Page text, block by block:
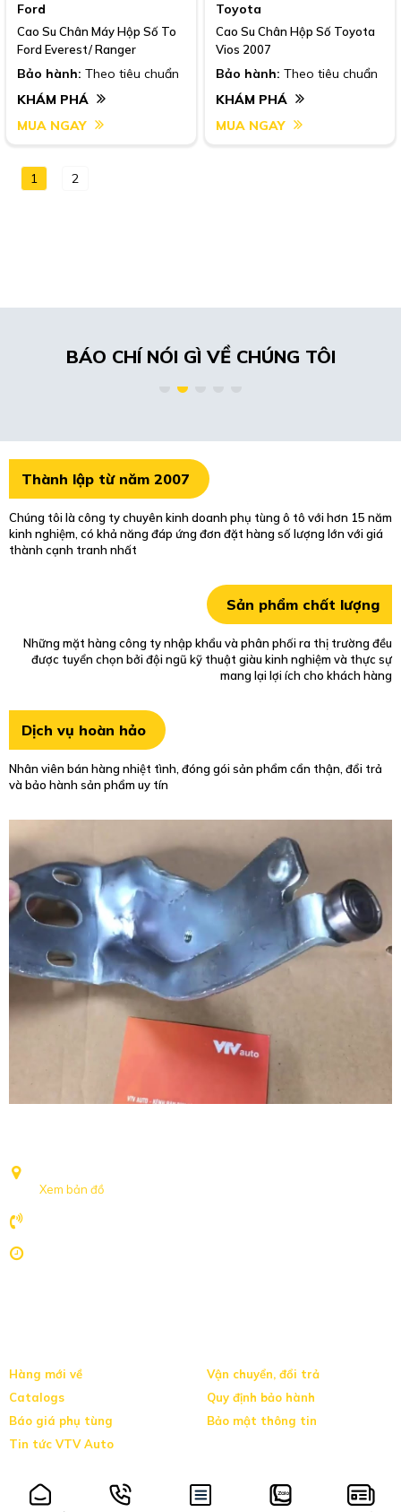
Ford
Cao Su Chân Máy Hộp Số To
Ford Everest/ Ranger
Bảo hành: Theo tiêu chuẩn
KHÁM PHÁ
MUA NGAY
Toyota
Cao Su Chân Hộp Số Toyota
Vios 2007
Bảo hành: Theo tiêu chuẩn
KHÁM PHÁ
MUA NGAY
1 2
BÁO CHÍ NÓI GÌ VỀ CHÚNG TÔI
Thành lập từ năm 2007
Chúng tôi là công ty chuyên kinh doanh phụ tùng ô tô với hơn 15 năm
kinh nghiệm, có khả năng đáp ứng đơn đặt hàng số lượng lớn với giá
thành cạnh tranh nhất
Sản phẩm chất lượng
Những mặt hàng công ty nhập khẩu và phân phối ra thị trường đều
được tuyển chọn bởi đội ngũ kỹ thuật giàu kinh nghiệm và thực sự
mang lại lợi ích cho khách hàng
Dịch vụ hoàn hảo
Nhân viên bán hàng nhiệt tình, đóng gói sản phẩm cẩn thận, đổi trả
và bảo hành sản phẩm uy tín
Số 239 Nguyễn Khoái, Phường Hồng Hà, TP Hà Nội
Xem bản đồ
8h-17h:30 Nghỉ Chủ nhật